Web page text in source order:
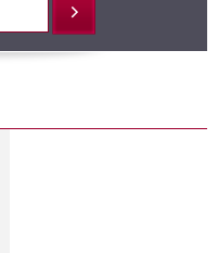
Přihlásit